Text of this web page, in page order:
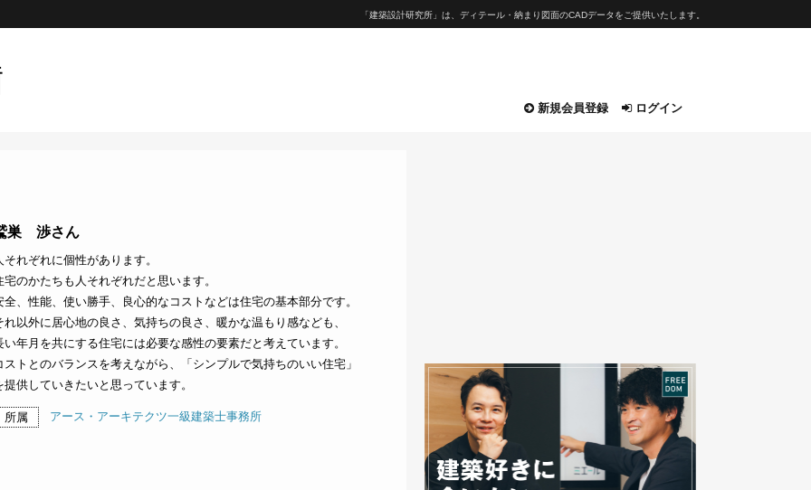
「建築設計研究所」は、ディテール・納まり図面のCADデータをご提供いたします。
新規会員登録 ログイン
巣 渉さん
それぞれに個性があります。
宅のかたちも人それぞれだと思います。
全、性能、使い勝手、良心的なコストなどは住宅の基本部分です。
れ以外に居心地の良さ、気持ちの良さ、暖かな温もり感なども、
い年月を共にする住宅には必要な感性の要素だと考えています。
ストとのバランスを考えながら、「シンプルで気持ちのいい住宅」
提供していきたいと思っています。
所属 アース・アーキテクツ一級建築士事務所